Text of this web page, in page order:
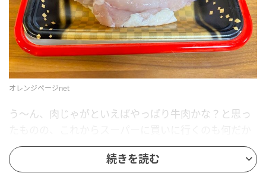
オレンジページnet
う～ん、肉じゃがといえばやっぱり牛肉かな？と思っ
億劫……。
そんな時、ふと、ある漫画を思い出しました。それは
続きを読む